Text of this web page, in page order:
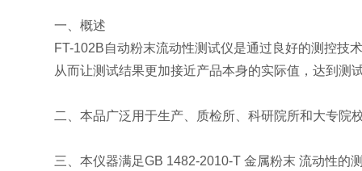
一、概述
FT-102B自动粉末流动性测试仪是通过良好的测控技
从而让测试结果更加接近产品本身的实际值，达到测
二、本品广泛用于生产、质检所、科研院所和大专院
三、本仪器满足GB 1482-2010-T 金属粉末 流动性的